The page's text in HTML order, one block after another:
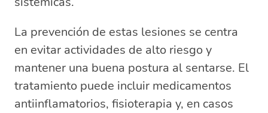
La prevención de estas lesiones se centra
en evitar actividades de alto riesgo y
mantener una buena postura al sentarse. El
tratamiento puede incluir medicamentos
antiinflamatorios, fisioterapia y, en casos